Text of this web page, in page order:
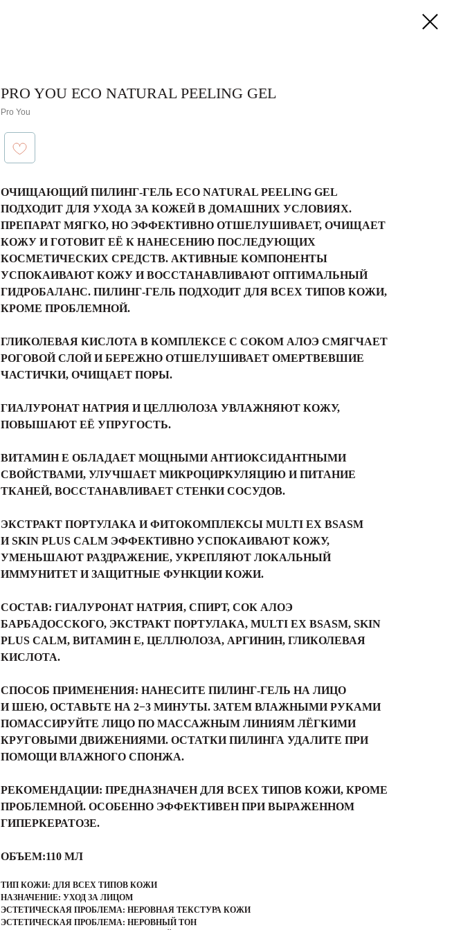
PRO YOU ECO NATURAL PEELING GEL
Pro You
ОЧИЩАЮЩИЙ ПИЛИНГ-ГЕЛЬ ECO NATURAL PEELING GEL
ПОДХОДИТ ДЛЯ УХОДА ЗА КОЖЕЙ В ДОМАШНИХ УСЛОВИЯХ.
ПРЕПАРАТ МЯГКО, НО ЭФФЕКТИВНО ОТШЕЛУШИВАЕТ, ОЧИЩАЕТ
КОЖУ И ГОТОВИТ ЕЁ К НАНЕСЕНИЮ ПОСЛЕДУЮЩИХ
КОСМЕТИЧЕСКИХ СРЕДСТВ. АКТИВНЫЕ КОМПОНЕНТЫ
УСПОКАИВАЮТ КОЖУ И ВОССТАНАВЛИВАЮТ ОПТИМАЛЬНЫЙ
ГИДРОБАЛАНС. ПИЛИНГ-ГЕЛЬ ПОДХОДИТ ДЛЯ ВСЕХ ТИПОВ КОЖИ,
КРОМЕ ПРОБЛЕМНОЙ.
ГЛИКОЛЕВАЯ КИСЛОТА В КОМПЛЕКСЕ С СОКОМ АЛОЭ СМЯГЧАЕТ
РОГОВОЙ СЛОЙ И БЕРЕЖНО ОТШЕЛУШИВАЕТ ОМЕРТВЕВШИЕ
ЧАСТИЧКИ, ОЧИЩАЕТ ПОРЫ.
ГИАЛУРОНАТ НАТРИЯ И ЦЕЛЛЮЛОЗА УВЛАЖНЯЮТ КОЖУ,
ПОВЫШАЮТ ЕЁ УПРУГОСТЬ.
ВИТАМИН E ОБЛАДАЕТ МОЩНЫМИ АНТИОКСИДАНТНЫМИ
СВОЙСТВАМИ, УЛУЧШАЕТ МИКРОЦИРКУЛЯЦИЮ И ПИТАНИЕ
ТКАНЕЙ, ВОССТАНАВЛИВАЕТ СТЕНКИ СОСУДОВ.
ЭКСТРАКТ ПОРТУЛАКА И ФИТОКОМПЛЕКСЫ MULTI EX BSASM
И SKIN PLUS CALM ЭФФЕКТИВНО УСПОКАИВАЮТ КОЖУ,
УМЕНЬШАЮТ РАЗДРАЖЕНИЕ, УКРЕПЛЯЮТ ЛОКАЛЬНЫЙ
ИММУНИТЕТ И ЗАЩИТНЫЕ ФУНКЦИИ КОЖИ.
СОСТАВ: ГИАЛУРОНАТ НАТРИЯ, СПИРТ, СОК АЛОЭ
БАРБАДОССКОГО, ЭКСТРАКТ ПОРТУЛАКА, MULTI EX BSASM, SKIN
PLUS CALM, ВИТАМИН Е, ЦЕЛЛЮЛОЗА, АРГИНИН, ГЛИКОЛЕВАЯ
КИСЛОТА.
СПОСОБ ПРИМЕНЕНИЯ: НАНЕСИТЕ ПИЛИНГ-ГЕЛЬ НА ЛИЦО
И ШЕЮ, ОСТАВЬТЕ НА 2−3 МИНУТЫ. ЗАТЕМ ВЛАЖНЫМИ РУКАМИ
ПОМАССИРУЙТЕ ЛИЦО ПО МАССАЖНЫМ ЛИНИЯМ ЛЁГКИМИ
КРУГОВЫМИ ДВИЖЕНИЯМИ. ОСТАТКИ ПИЛИНГА УДАЛИТЕ ПРИ
ПОМОЩИ ВЛАЖНОГО СПОНЖА.
РЕКОМЕНДАЦИИ: ПРЕДНАЗНАЧЕН ДЛЯ ВСЕХ ТИПОВ КОЖИ, КРОМЕ
ПРОБЛЕМНОЙ. ОСОБЕННО ЭФФЕКТИВЕН ПРИ ВЫРАЖЕННОМ
ГИПЕРКЕРАТОЗЕ.
ОБЪЕМ:110 МЛ
ТИП КОЖИ: ДЛЯ ВСЕХ ТИПОВ КОЖИ
НАЗНАЧЕНИЕ: УХОД ЗА ЛИЦОМ
ЭСТЕТИЧЕСКАЯ ПРОБЛЕМА: НЕРОВНАЯ ТЕКСТУРА КОЖИ
ЭСТЕТИЧЕСКАЯ ПРОБЛЕМА: НЕРОВНЫЙ ТОН